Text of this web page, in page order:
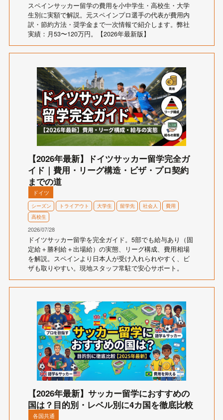
スペインサッカー留学の費用を小中学生・高校生・大学
生別に実額で解説。元スペインプロ選手の代表が費用内
訳・節約方法・奨学金まで一次情報で紹介します。弊社
実績：月53〜120万円。【2026年最新版】
【2026年最新】ドイツサッカー留学完全ガ
イド｜費用・リーグ構造・ビザ・プロ契約
までの道
ドイツ
シーズン トライアウト 大学生 留学先 社会人
費用
高校生
2026/07/28
ドイツサッカー留学を完全ガイド。5部でも給与あり（固
定給＋勝利給＋出場給）の実態、リーグ構成、費用相場
を解説。スペインより日本人が受け入れられやすく、ビ
ザも取りやすい。現地スタッフ常駐で安心サポート。
【2026年最新】サッカー留学におすすめの
国は？目的別・レベル別に4カ国を徹底比較
各国共通